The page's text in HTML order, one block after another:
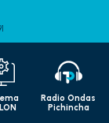
Radio Ondas
Pichincha